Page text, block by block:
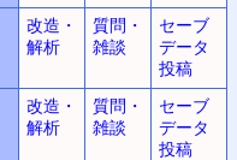
改造・
解析
質問・
雑談
セーブ
データ
投稿
改造・
解析
質問・
雑談
セーブ
データ
投稿